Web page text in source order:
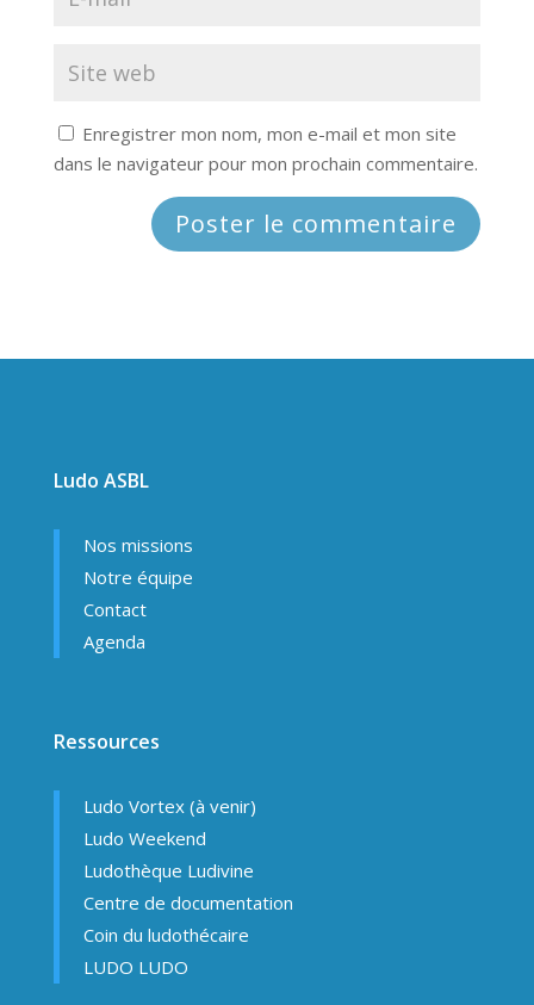
Enregistrer mon nom, mon e-mail et mon site
dans le navigateur pour mon prochain commentaire.
Ludo ASBL
Nos missions
Notre équipe
Contact
Agenda
Ressources
Ludo Vortex (à venir)
Ludo Weekend
Ludothèque Ludivine
Centre de documentation
Coin du ludothécaire
LUDO LUDO